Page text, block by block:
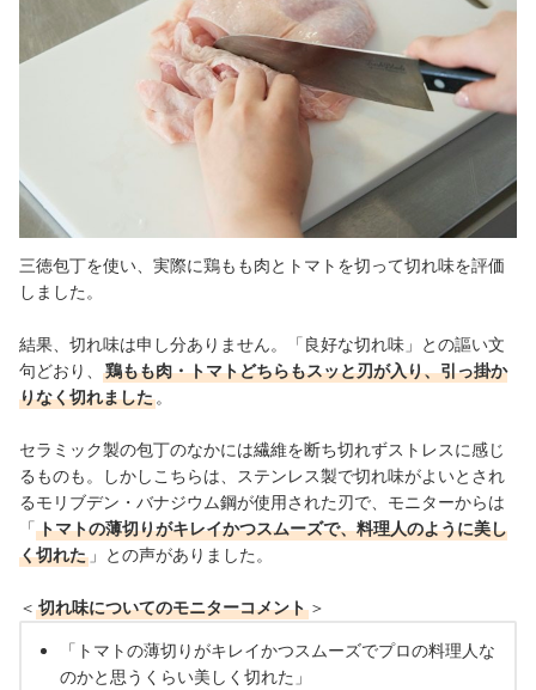
三徳包丁を使い、実際に鶏もも肉とトマトを切って切れ味を評価
しました。
結果、切れ味は申し分ありません。「良好な切れ味」との謳い文
句どおり、
鶏もも肉・トマトどちらもスッと刃が入り、引っ掛か
りなく切れました 。
セラミック製の包丁のなかには繊維を断ち切れずストレスに感じ
るものも。しかしこちらは、ステンレス製で切れ味がよいとされ
るモリブデン・バナジウム鋼が使用された刃で、モニターからは
「トマトの薄切りがキレイかつスムーズで、料理人のように美し
く切れた 」との声がありました。
＜ 切れ味についてのモニターコメント ＞
「トマトの薄切りがキレイかつスムーズでプロの料理人な
のかと思うくらい美しく切れた」